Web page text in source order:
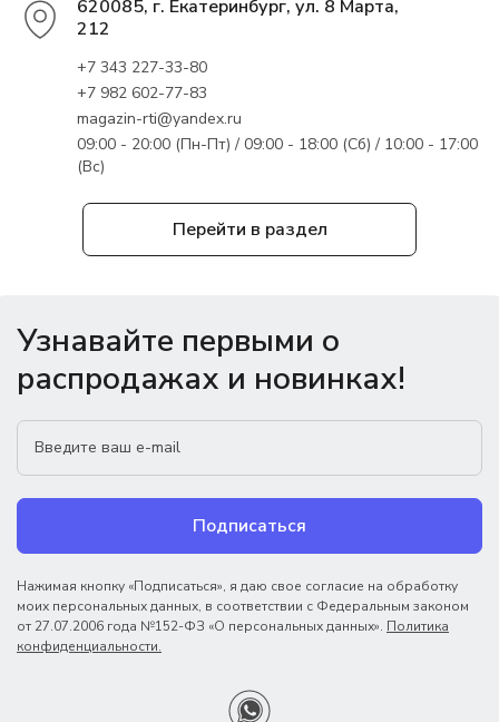
Перейти в раздел
620085, г. Екатеринбург, ул. 8 Марта,
212
+7 343 227-33-80
+7 982 602-77-83
magazin-rti@yandex.ru
09:00 - 20:00 (Пн-Пт) / 09:00 - 18:00 (Сб) / 10:00 - 17:00
(Вс)
Узнавайте первыми о
распродажах и новинках!
Подписаться
Нажимая кнопку «Подписаться», я даю свое согласие на обработку
моих персональных данных, в соответствии с Федеральным законом
от 27.07.2006 года №152-ФЗ «О персональных данных». Политика
конфиденциальности.